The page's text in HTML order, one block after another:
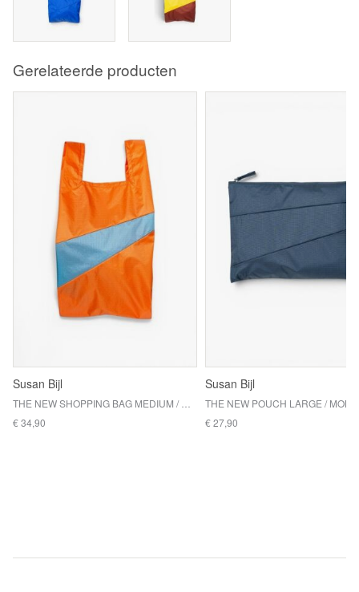
Gerelateerde producten
Susan Bijl
€ 34,90
Susan Bijl
€ 27,90